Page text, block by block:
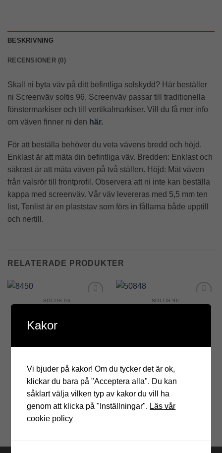
BESKRIVNING
RECENSIONER (0)
Skall ni byta väv på ditt befintliga solskydd? Här beställer
ni Screenväv soltis 96. Screenväv passar till traditionella
fönstermarkiser och till vertikalmarkiser. Vill du få mer info
om väven finner ni den här.
För att beställa behöver du veta vävens bredd och höjd.
Enklast är att mäta din befintliga väv. Bredden: Enklast och
säkrast är att mäta väven på två ställen. Höjd: Mät väven
från valsrör till frontprofil. Observera att ni inte kan beställa
kappa med screenväv. Vår väv levereras med 5,5 mm ten
list, Tenlist är en plaststav som förs in fållarna både upptill
och nertill.
RELATERADE PRODUKTER
Add to
SOLTIS 96
Add to
SOLTIS 96
Kakor
Vi bjuder på kakor! Om du tycker det är ok,
klickar du bara på "Acceptera alla". Du kan
såklart välja vilken typ av kakor du vill ha
genom att klicka på "Inställningar". Läs vår
cookie policy